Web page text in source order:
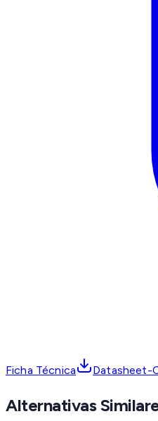
Ficha Técnica Datasheet-
Alternativas